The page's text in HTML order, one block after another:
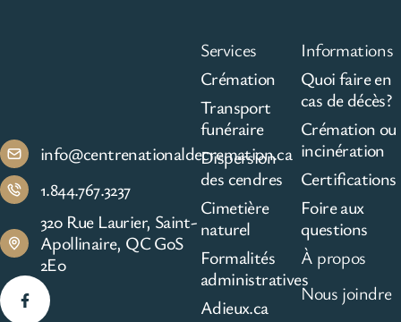
info@centrenationaldecremation.ca
1.844.767.3237
320 Rue Laurier, Saint-
Apollinaire, QC G0S
2E0
Services
Crémation
Transport
funéraire
Dispersion
des cendres
Cimetière
naturel
Formalités
administratives
Adieux.ca
Informations
Quoi faire en
cas de décès?
Crémation ou
incinération
Certifications
Foire aux
questions
À propos
Nous joindre